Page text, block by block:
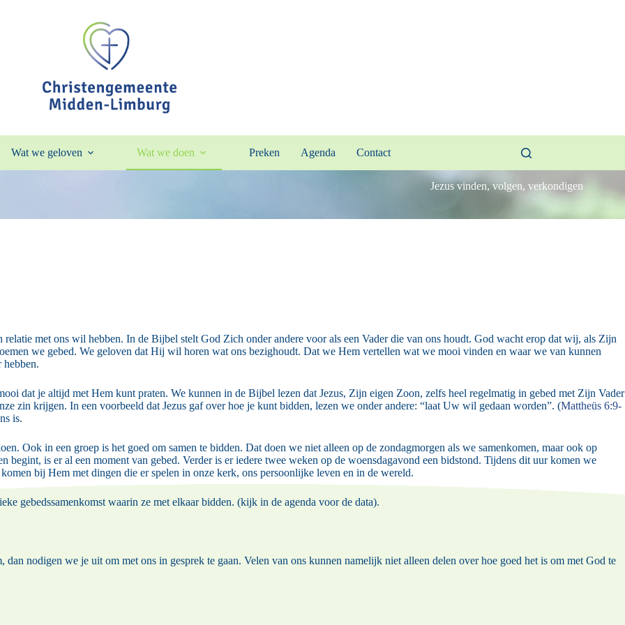
Wat we geloven Wat we doen Preken Agenda Contact
Jezus vinden, volgen, verkondigen
met ons wil hebben. In de Bijbel stelt God Zich onder andere voor als een Vader die van ons houdt. God wacht erop dat wij, als Zijn
we gebed. We geloven dat Hij wil horen wat ons bezighoudt. Dat we Hem vertellen wat we mooi vinden en waar we van kunnen
hebben.
dat je altijd met Hem kunt praten. We kunnen in de Bijbel lezen dat Jezus, Zijn eigen Zoon, zelfs heel regelmatig in gebed met Zijn Vader
zin krijgen. In een voorbeeld dat Jezus gaf over hoe je kunt bidden, lezen we onder andere: “laat Uw wil gedaan worden”. (Mattheüs 6:9-
is.
Ook in een groep is het goed om samen te bidden. Dat doen we niet alleen op de zondagmorgen als we samenkomen, maar ook op
begint, is er al een moment van gebed. Verder is er iedere twee weken op de woensdagavond een bidstond. Tijdens dit uur komen we
bij Hem met dingen die er spelen in onze kerk, ons persoonlijke leven en in de wereld.
gebedssamenkomst waarin ze met elkaar bidden. (kijk in de agenda voor de data).
nodigen we je uit om met ons in gesprek te gaan. Velen van ons kunnen namelijk niet alleen delen over hoe goed het is om met God te